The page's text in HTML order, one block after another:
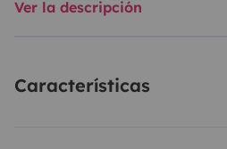
- Aspiradora central
- Depósito de aguas residuales
Ver la descripción
Características